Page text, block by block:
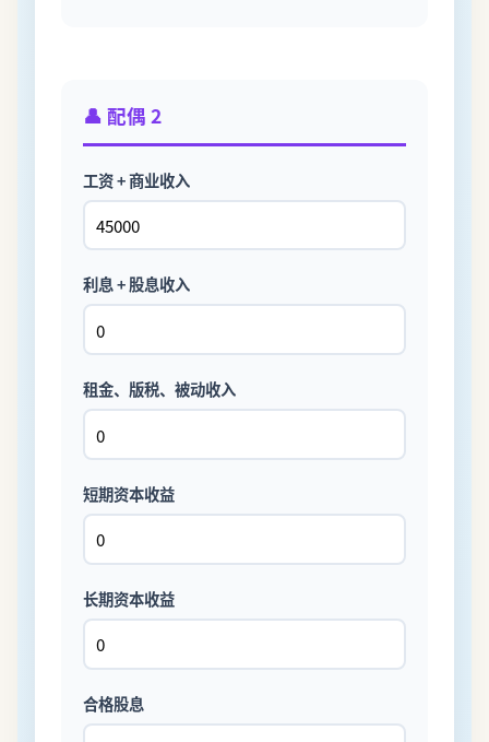
👤 配偶 2
工资 + 商业收入
利息 + 股息收入
租金、版税、被动收入
短期资本收益
长期资本收益
合格股息